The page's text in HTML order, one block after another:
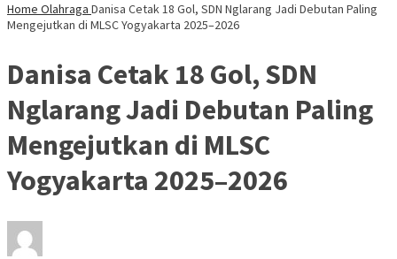
Home Olahraga Danisa Cetak 18 Gol, SDN Nglarang Jadi Debutan Paling
Mengejutkan di MLSC Yogyakarta 2025–2026
Danisa Cetak 18 Gol, SDN
Nglarang Jadi Debutan Paling
Mengejutkan di MLSC
Yogyakarta 2025–2026